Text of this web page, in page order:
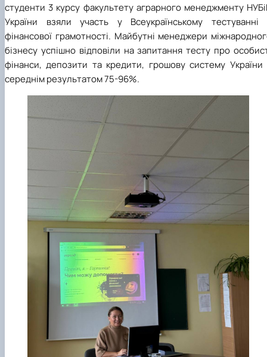
студенти 3 курсу факультету аграрного менеджменту
України взяли участь у Всеукраїнському тестуванні
фінансової грамотності. Майбутні менеджери
бізнесу успішно відповіли на запитання тесту про
фінанси, депозити та кредити, грошову систему України
середнім результатом 75-96%.